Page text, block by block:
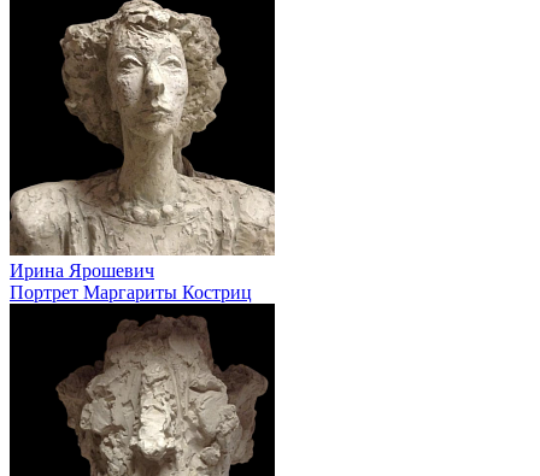
Ирина Ярошевич
Портрет Маргариты Костриц